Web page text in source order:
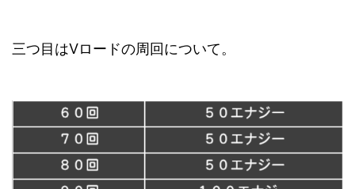
三つ目はVロードの周回について。